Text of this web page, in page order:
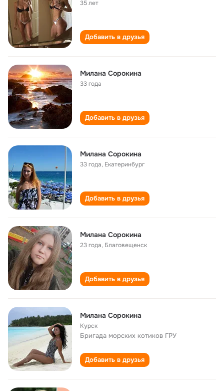
35 лет
Добавить в друзья
Милана Сорокина
33 года
Добавить в друзья
Милана Сорокина
33 года, Екатеринбург
Добавить в друзья
Милана Сорокина
23 года, Благовещенск
Добавить в друзья
Милана Сорокина
Курск
Бригада морских котиков ГРУ
Добавить в друзья